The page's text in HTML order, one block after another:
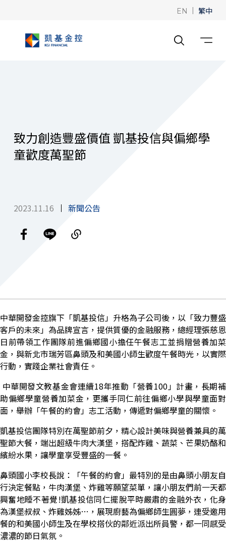
EN | 繁中
致力創造豐盛價值 凱基投信與偏鄉學
童歡度萬聖節
2023.11.16 新聞公告
中華開發金控旗下「凱基投信」升格為子公司後，以「致力豐盛
客戶的未來」為品牌宣言，提供質優的金融服務，總經理張慈恩
日前帶領工作團隊前進偏鄉國小擔任午餐志工並捐贈營養加菜
金，與新北市瑞芳區鼻頭及和美國小師生歡度午餐時光，以實際
行動，實踐企業社會責任 。
中華開發文教基金會連續18年推動「營養100」計畫，長期補
助偏鄉學童營養加菜金，更攜手同仁前往偏鄉小學與學童面對
面，舉辦「午餐的約會」志工活動，傳遞對偏鄉學童的關懷。
凱基投信團隊特別在萬聖節前夕，精心設計美味與營養兼具的萬
聖節大餐，端出超級牛肉大漢堡，搭配炸雞、蔬菜、芒果奶酪和
繽紛水果，讓學童享受豐盛的一餐。
鼻頭國小李校長說：「午餐的約會」最特別的是由鼻頭小朋友自
行決定餐點，牛肉漢堡、炸雞等願望菜單，讓小朋友們前一天都
興奮地睡不著覺!凱基投信同仁擺脫平時嚴肅的金融外衣，化身
為漢堡叔叔、炸雞姊姊…，展現廚藝為偏鄉師生圓夢，連受邀用
餐的和美國小師生及在學校搭伙的鄰近派出所員警，都一同感受
濃濃的節日氣氛。